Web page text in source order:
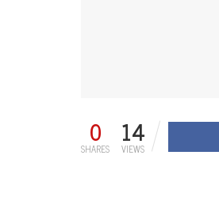
0
SHARES 14
VIEWS